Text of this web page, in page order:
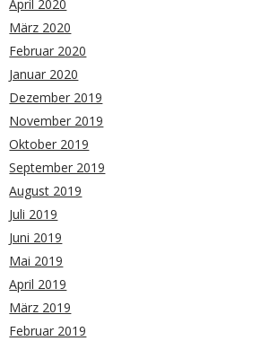
April 2020
März 2020
Februar 2020
Januar 2020
Dezember 2019
November 2019
Oktober 2019
September 2019
August 2019
Juli 2019
Juni 2019
Mai 2019
April 2019
März 2019
Februar 2019